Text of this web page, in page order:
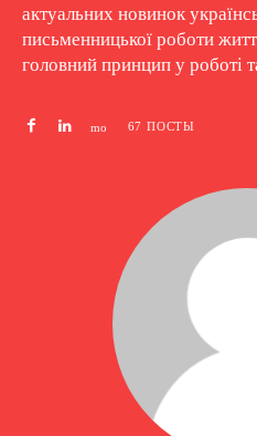
актуальних новинок
письменницької роботи
головний принцип у роботі
67 ПОСТЫ